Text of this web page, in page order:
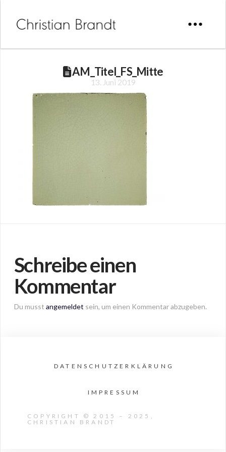
AM_Titel_FS_Mitte
13. Juni 2019
Schreibe einen
Kommentar
Du musst angemeldet sein, um einen Kommentar abzugeben.
DATENSCHUTZERKLÄRUNG
IMPRESSUM
COPYRIGHT © 2015 – 2025,
CHRISTIAN BRANDT